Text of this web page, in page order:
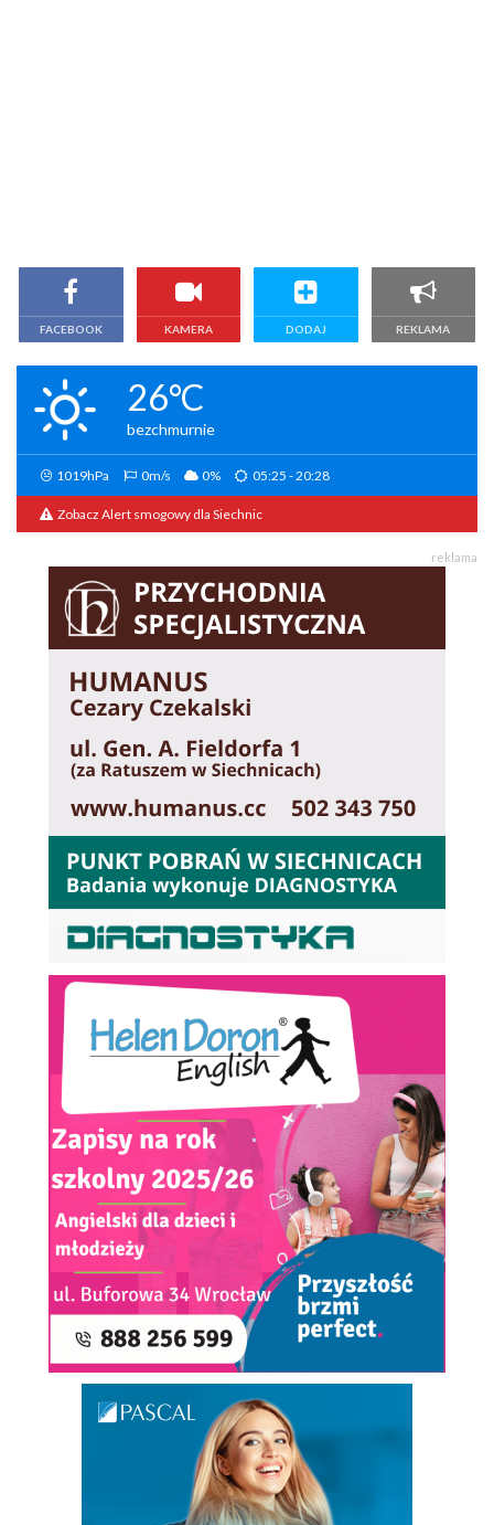
FACEBOOK KAMERA DODAJ REKLAMA
26°C
bezchmurnie
1019hPa 0m/s 0% 05:25 - 20:28
Zobacz Alert smogowy dla Siechnic
reklama